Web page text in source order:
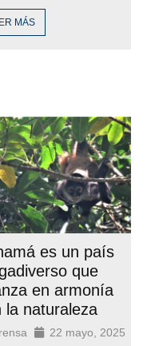
MÁS
es un país
que
en armonía
la naturaleza
22 mayo, 2025